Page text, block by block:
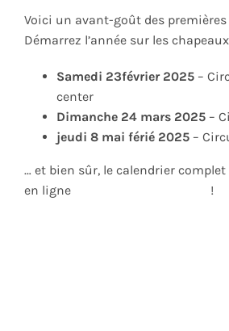
Voici un avant-goût des
Démarrez l’année sur les
Samedi 23février 2025 –
center
Dimanche 24 mars 2025 –
jeudi 8 mai férié 2025 –
… et bien sûr, le calendrier
en ligne
!